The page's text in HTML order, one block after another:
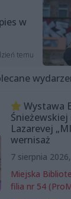
w
temu
Wystawa
Lazarevej
wernisaż
7 sierpnia
Miejska
filia nr 54